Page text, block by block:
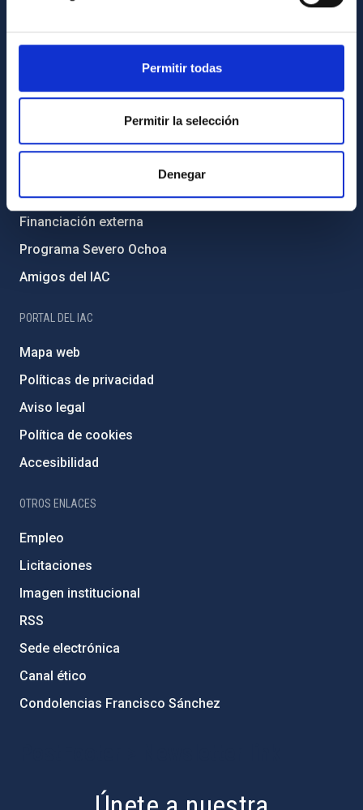
Permitir todas
Permitir la selección
Denegar
Legislación
Forever IAC
Medio Ambiente y Sostenibilidad
Proyectos institucionales
Financiación externa
Programa Severo Ochoa
Amigos del IAC
PORTAL DEL IAC
Mapa web
Políticas de privacidad
Aviso legal
Política de cookies
Accesibilidad
OTROS ENLACES
Empleo
Licitaciones
Imagen institucional
RSS
Sede electrónica
Canal ético
Condolencias Francisco Sánchez